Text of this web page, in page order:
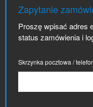
Zapytanie
Proszę wpisać adres
status zamówienia i
Skrzynka pocztowa /